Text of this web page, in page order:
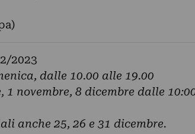
2023
dalle 10.00 alle 19.00
1 novembre, 8 dicembre dalle
anche 25, 26 e 31 dicembre.